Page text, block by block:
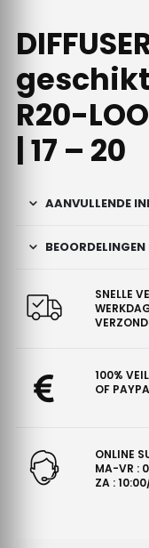
geschikt
R20-
| 17 – 20
AANVULLENDE
SNELLE
100%
OF
ONLINE
MA-VR :
ZA :